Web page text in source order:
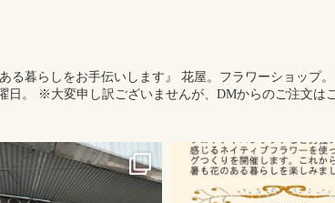
る暮らしをお手伝いします』 花屋。フラワーショップ。
日。
※大変申し訳ございませんが、DMからのご注文は